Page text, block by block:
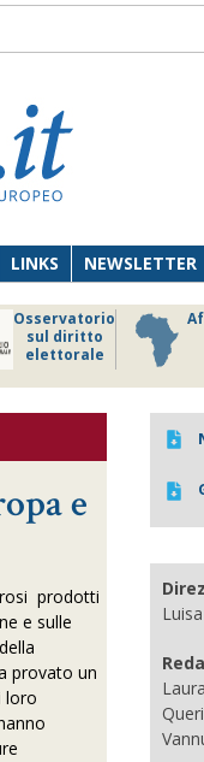
LINKS NEWSLETTER
Osservatorio
sul diritto
elettorale
e
prodotti
e sulle
provato un
loro